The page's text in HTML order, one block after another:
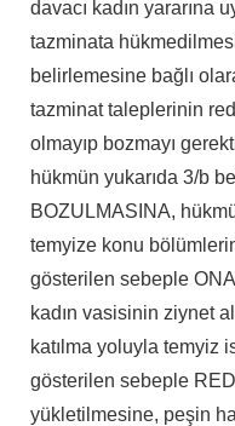
davacı kadın yararına
tazminata
belirlemesine bağlı
tazminat taleplerinin
olmayıp bozmayı
hükmün yukarıda 3/b
BOZULMASINA,
temyize konu
gösterilen sebeple
kadın vasisinin ziynet
katılma yoluyla temyiz
gösterilen sebeple
yükletilmesine, peşin